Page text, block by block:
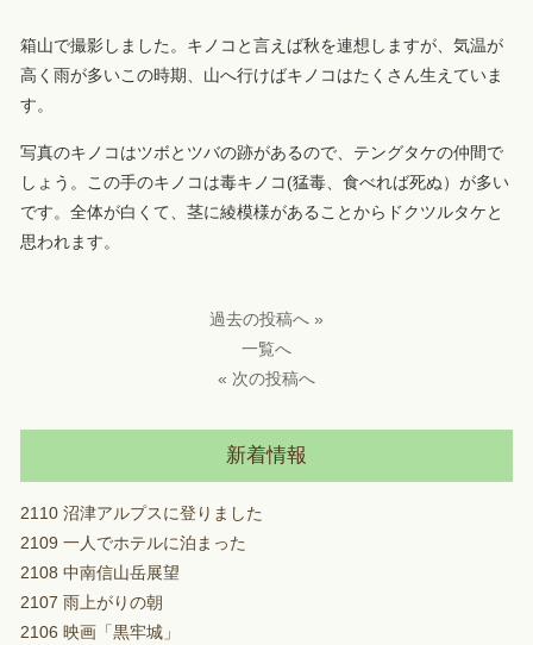
箱山で撮影しました。キノコと言えば秋を連想しますが、気温が
高く雨が多いこの時期、山へ行けばキノコはたくさん生えていま
す。
写真のキノコはツボとツバの跡があるので、テングタケの仲間で
しょう。この手のキノコは毒キノコ(猛毒、食べれば死ぬ）が多い
です。全体が白くて、茎に綾模様があることからドクツルタケと
思われます。
過去の投稿へ »
一覧へ
« 次の投稿へ
新着情報
2110 沼津アルプスに登りました
2109 一人でホテルに泊まった
2108 中南信山岳展望
2107 雨上がりの朝
2106 映画「黒牢城」